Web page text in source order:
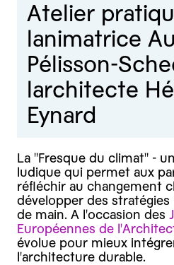
Atelier
lanimatrice
Pélisson-
larchitecte
Eynard
La "Fresque du climat" -
ludique qui permet aux
réfléchir au changement
développer des
de main. A l'occasion des
Européennes de
évolue pour mieux
l'architecture durable.